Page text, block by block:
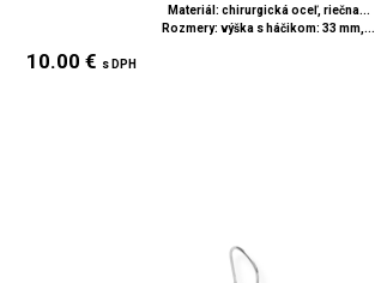
Materiál: chirurgická oceľ, riečna...
Rozmery: výška s háčikom: 33 mm,...
10.00 € s DPH